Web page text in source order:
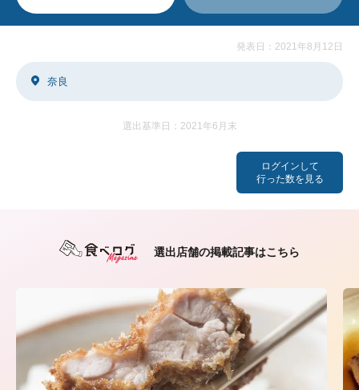
ログインして
行った数を見る
発表日：2021年8月12日
奈良
選出基準日：2021年6月末
選出店舗の掲載記事はこちら